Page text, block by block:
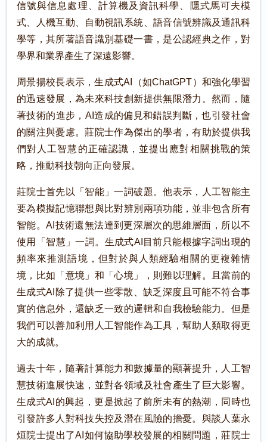
信號與信息處理、計算機及資訊科學、隱式馬可夫模
式、人機互動、自動視訊系統、語音信號辨識及通訊科
學等，其所著語音識別基礎一書，是公認經典之作，對
學界和業界產生了深遠影響。
周景揚校長表示，生成式AI（如ChatGPT）和強化學習
的迅速發展，為未來科技創新提供無限潛力。然而，隨
著技術的進步，AI造成的偏見和錯誤判斷，也引發社會
的關注與憂慮。莊院士作為傑出的學者，有助於提供我
們對人工智慧的正確認識，並提出應對相關挑戰的策
略，推動科技朝向正向發展。
莊院士首先以「智能」一詞破題。他表示，人工智能主
要為模擬記憶聯想與比對辨別兩項功能，並非包含所有
智能。AI技術還無法達到更深層次的思維層面，所以不
使用「智慧」一詞。生成式AI目前只能根據字詞出現的
頻率來推測語境，但對於與人類經驗相關的更複雜情
境，比如「意境」和「心境」，則難以理解。且當前的
生成式AI除了提供一些零散、缺乏深度且可能不符合事
實的信息外，還缺乏一致的邏輯和自我檢驗能力。但是
我們可以善加利用人工智能作為工具，幫助人類取得更
大的成就。
過去十年，隨著計算能力和數據量的顯著提升，人工智
慧技術進展快速，並對各領域及社會產生了巨大影響。
生成式AI的興起，更是掀起了前所未有的熱潮，同時也
引發許多人對科技失控及潛在風險的擔憂。與談人葉永
烜院士提出了AI如何協助學校發展的相關問題，莊院士